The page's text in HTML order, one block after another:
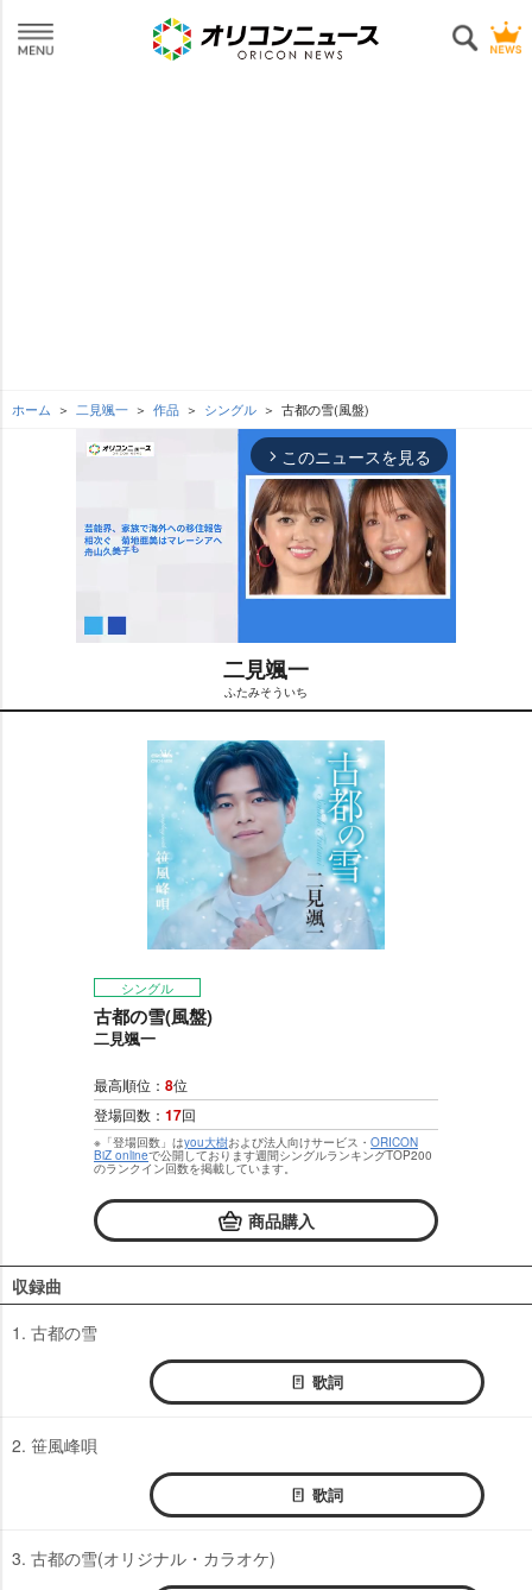
ホーム 二見颯一 作品 シングル 古都の雪(風盤)
arrow_forward_ios このニュースを見る
M
二見颯一
ふたみそういち
シングル
古都の雪(風盤)
二見颯一
最高順位： 8位
登場回数： 17回
※「登場回数」はyou大樹および法人向けサービス・ ORICON
BiZ onlineで公開しております週間シングルランキングTOP200
のランクイン回数を掲載しています。
商品購入
収録曲
1. 古都の雪
歌詞
2. 笹風峰唄
歌詞
3. 古都の雪(オリジナル・カラオケ)